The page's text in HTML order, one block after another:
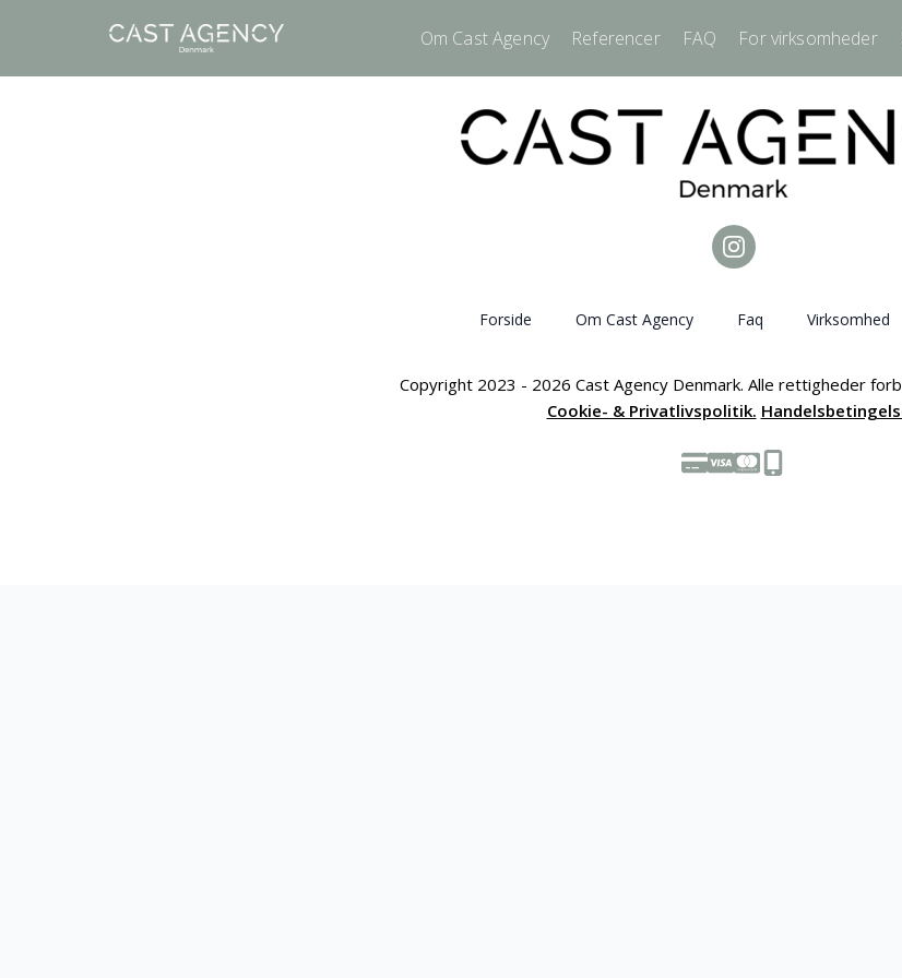
Om Cast Agency Referencer FAQ For virksomheder
Forside Om Cast Agency Faq Virksomhed
Copyright 2023 - 2026 Cast Agency Denmark. Alle rettigheder
Cookie- & Privatlivspolitik.